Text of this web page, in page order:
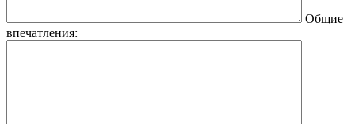
Общие
впечатления: